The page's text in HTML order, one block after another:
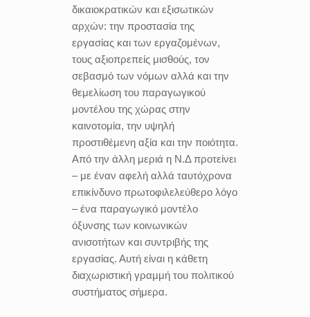
δικαιοκρατικών και εξισωτικών
αρχών: την προστασία της
εργασίας και των εργαζομένων,
τους αξιοπρεπείς μισθούς, τον
σεβασμό των νόμων αλλά και την
θεμελίωση του παραγωγικού
μοντέλου της χώρας στην
καινοτομία, την υψηλή
προστιθέμενη αξία και την ποιότητα.
Από την άλλη μεριά η Ν.Δ προτείνει
– με έναν αφελή αλλά ταυτόχρονα
επικίνδυνο πρωτοφιλελεύθερο λόγο
– ένα παραγωγικό μοντέλο
όξυνσης των κοινωνικών
ανισοτήτων και συντριβής της
εργασίας. Αυτή είναι η κάθετη
διαχωριστική γραμμή του πολιτικού
συστήματος σήμερα.